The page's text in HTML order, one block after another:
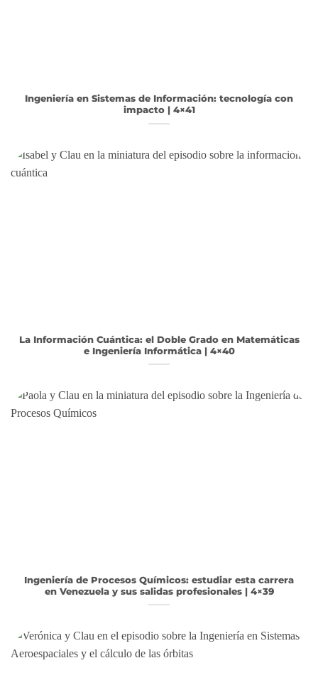
Ingeniería en Sistemas de Información: tecnología con
impacto | 4×41
La Información Cuántica: el Doble Grado en Matemáticas
e Ingeniería Informática | 4×40
Ingeniería de Procesos Químicos: estudiar esta carrera
en Venezuela y sus salidas profesionales | 4×39